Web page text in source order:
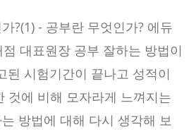
?(1) - 공부란 무엇인가? 에듀
대표원장 공부 잘하는 방법이
된 시험기간이 끝나고 성적이
것에 비해 모자라게 느껴지는
방법에 대해 다시 생각해 보